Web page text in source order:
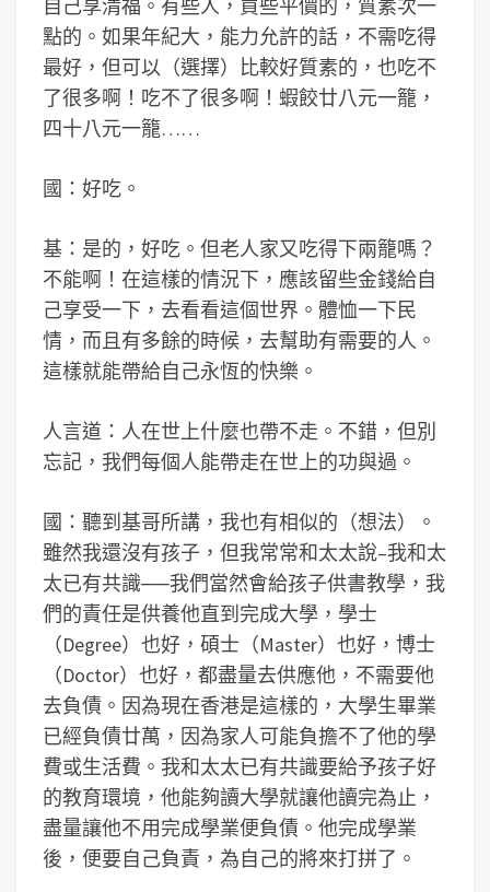
自己享清福。有些人，買些平價的，質素次一
點的。如果年紀大，能力允許的話，不需吃得
最好，但可以（選擇）比較好質素的，也吃不
了很多啊！吃不了很多啊！蝦餃廿八元一籠，
四十八元一籠……
國：好吃。
基：是的，好吃。但老人家又吃得下兩籠嗎？
不能啊！在這樣的情況下，應該留些金錢給自
己享受一下，去看看這個世界。體恤一下民
情，而且有多餘的時候，去幫助有需要的人。
這樣就能帶給自己永恆的快樂。
人言道：人在世上什麼也帶不走。不錯，但別
忘記，我們每個人能帶走在世上的功與過。
國：聽到基哥所講，我也有相似的（想法）。
雖然我還沒有孩子，但我常常和太太說–我和太
太已有共識──我們當然會給孩子供書教學，我
們的責任是供養他直到完成大學，學士
（Degree）也好，碩士（Master）也好，博士
（Doctor）也好，都盡量去供應他，不需要他
去負債。因為現在香港是這樣的，大學生畢業
已經負債廿萬，因為家人可能負擔不了他的學
費或生活費。我和太太已有共識要給予孩子好
的教育環境，他能夠讀大學就讓他讀完為止，
盡量讓他不用完成學業便負債。他完成學業
後，便要自己負責，為自己的將來打拼了。